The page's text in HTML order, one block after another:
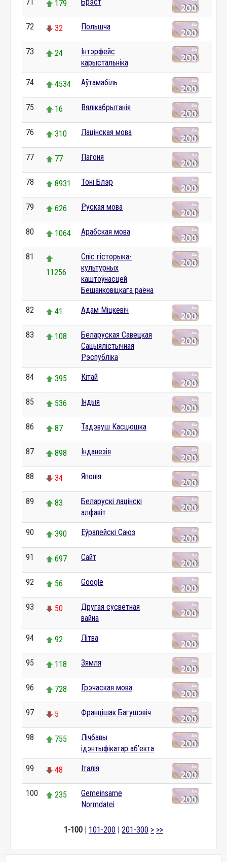
179
72 32 Польшча
73 24
Інтэрфейс
карыстальніка
74 4534 Аўтамабіль
75 16 Вялікабрытанія
76 310 Лацінская мова
77 77 Пагоня
78 8931 Тоні Блэр
79 626 Руская мова
80 1064 Арабская мова
81
11256
Спіс гісторыка-
культурных
каштоўнасцей
Бешанковіцкага раёна
82 41 Адам Міцкевіч
83 108
Беларуская Савецкая
Сацыялістычная
Рэспубліка
84 395 Кітай
85 536 Індыя
86 87 Тадэвуш Касцюшка
87 898 Інданезія
88 34 Японія
89 83
Беларускі лацінскі
алфавіт
90 390 Еўрапейскі Саюз
91 697 Сайт
92 56 Google
93 50
Другая сусветная
вайна
94 92 Літва
95 118 Зямля
96 728 Грэчаская мова
97 5 Францішак Багушэвіч
98 755
Лічбавы
ідэнтыфікатар аб’екта
99 48 Італія
100 235
Gemeinsame
Normdatei
1-100 | 101-200 | 201-300 > >>